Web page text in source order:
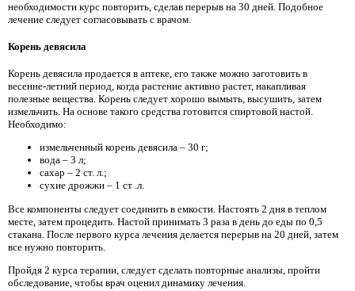
необходимости курс повторить, сделав перерыв на 30 дней. Подобное
лечение следует согласовывать с врачом.
Корень девясила
Корень девясила продается в аптеке, его также можно заготовить в
весенне-летний период, когда растение активно растет, накапливая
полезные вещества. Корень следует хорошо вымыть, высушить, затем
измельчить. На основе такого средства готовится спиртовой настой.
Необходимо:
измельченный корень девясила – 30 г;
вода – 3 л;
сахар – 2 ст. л.;
сухие дрожжи – 1 ст .л.
Все компоненты следует соединить в емкости. Настоять 2 дня в теплом
месте, затем процедить. Настой принимать 3 раза в день до еды по 0,5
стакана. После первого курса лечения делается перерыв на 20 дней, затем
все нужно повторить.
Пройдя 2 курса терапии, следует сделать повторные анализы, пройти
обследование, чтобы врач оценил динамику лечения.